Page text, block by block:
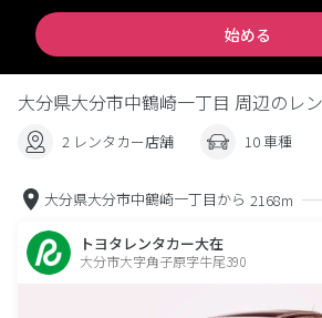
始める
大分県大分市中鶴崎一丁目 周辺のレ
2 レンタカー店舗 10 車種
大分県大分市中鶴崎一丁目から 2168m
トヨタレンタカー大在
大分市大字角子原字牛尾390